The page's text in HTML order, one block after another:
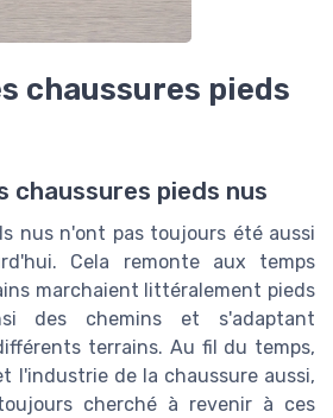
chaussures pieds
chaussures pieds nus
nus n'ont pas toujours été aussi
Cela remonte aux temps
marchaient littéralement pieds
des chemins et s'adaptant
terrains. Au fil du temps,
l'industrie de la chaussure aussi,
cherché à revenir à ces